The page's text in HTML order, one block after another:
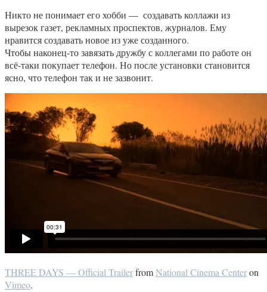
Никто не понимает его хобби — ­ создавать коллажи из
вырезок газет, рекламных проспек­тов, журналов. Ему
нравится создавать новое из уже созданного.
Чтобы наконец-то завязать дружбу с коллегами по работе он
всё­-таки покупает телефон. Но после установки становится
ясно, что телефон так и не зазвонит.
THREE DAYS — Official TrailerfromNational Cinema Centeron
Vimeo.